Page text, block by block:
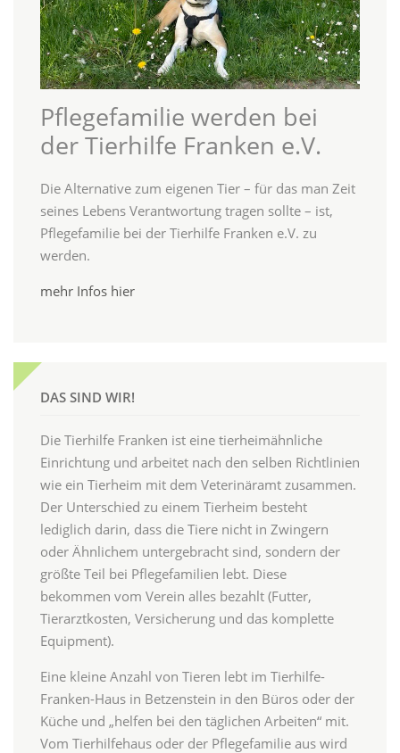
Pflegefamilie werden bei
der Tierhilfe Franken e.V.
Die Alternative zum eigenen Tier – für das man Zeit
seines Lebens Verantwortung tragen sollte – ist,
Pflegefamilie bei der Tierhilfe Franken e.V. zu
werden.
mehr Infos hier
DAS SIND WIR!
Die Tierhilfe Franken ist eine tierheimähnliche
Einrichtung und arbeitet nach den selben Richtlinien
wie ein Tierheim mit dem Veterinäramt zusammen.
Der Unterschied zu einem Tierheim besteht
lediglich darin, dass die Tiere nicht in Zwingern
oder Ähnlichem untergebracht sind, sondern der
größte Teil bei Pflegefamilien lebt. Diese
bekommen vom Verein alles bezahlt (Futter,
Tierarztkosten, Versicherung und das komplette
Equipment).
Eine kleine Anzahl von Tieren lebt im Tierhilfe-
Franken-Haus in Betzenstein in den Büros oder der
Küche und „helfen bei den täglichen Arbeiten“ mit.
Vom Tierhilfehaus oder der Pflegefamilie aus wird